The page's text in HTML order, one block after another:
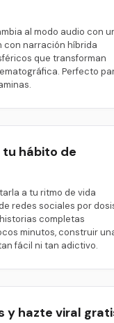
al modo audio con
con narración híbrida
que transforman
Perfecto
tu hábito de
a tu ritmo de vida
redes sociales por
completas
minutos, construir
fácil ni tan adictivo.
y hazte viral